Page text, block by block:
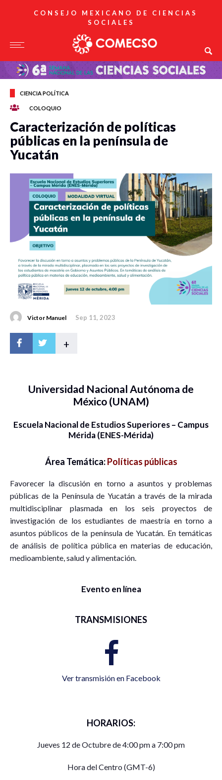
CONSEJO MEXICANO DE CIENCIAS
SOCIALES
CIENCIA POLÍTICA
COLOQUIO
Caracterización de políticas
públicas en la península de
Yucatán
Victor Manuel Sep 11, 2023
+
Universidad Nacional Autónoma de
México (UNAM)
Escuela Nacional de Estudios Superiores – Campus
Mérida (ENES-Mérida)
Área Temática:Políticas públicas
Favorecer la discusión en torno a asuntos y problemas
públicas de la Península de Yucatán a través de la mirada
multidisciplinar plasmada en los seis proyectos de
investigación de los estudiantes de maestría en torno a
asuntos públicos de la península de Yucatán. En temáticas
de análisis de política pública en materias de educación,
medioambiente, salud y alimentación.
Evento en línea
TRANSMISIONES
Ver transmisión en Facebook
HORARIOS:
Jueves 12 de Octubre de 4:00 pm a 7:00 pm
Hora del Centro (GMT-6)